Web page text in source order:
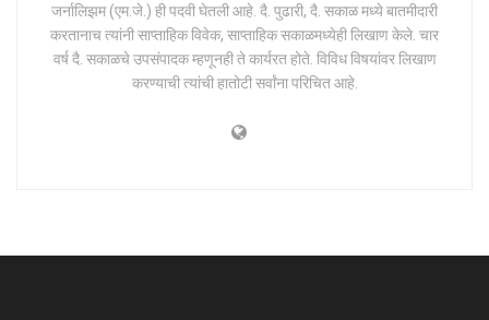
जर्नालिझम (एम.जे.) ही पदवी घेतली आहे. दै. पुढारी, दै. सकाळ मध्ये बातमीदारी
करतानाच त्यांनी साप्ताहिक विवेक, साप्ताहिक सकाळमध्येही लिखाण केले. चार
वर्ष दै. सकाळचे उपसंपादक म्हणूनही ते कार्यरत होते. विविध विषयांवर लिखाण
करण्याची त्यांची हातोटी सर्वांना परिचित आहे.